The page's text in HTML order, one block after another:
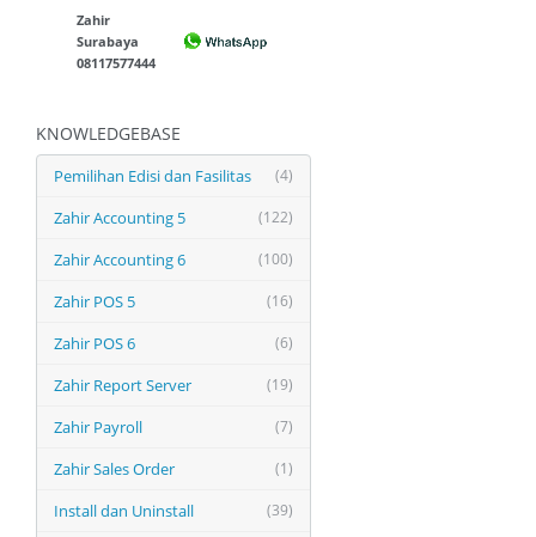
Zahir
Surabaya
08117577444
KNOWLEDGEBASE
(4)
Pemilihan Edisi dan Fasilitas
(122)
Zahir Accounting 5
(100)
Zahir Accounting 6
(16)
Zahir POS 5
(6)
Zahir POS 6
(19)
Zahir Report Server
(7)
Zahir Payroll
(1)
Zahir Sales Order
(39)
Install dan Uninstall